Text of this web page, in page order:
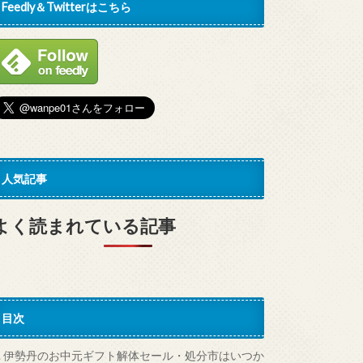
Feedly＆Twitterはこちら
人気記事
く読まれている記事
目次
伊勢丹のお中元ギフト解体セール・処分市はいつか